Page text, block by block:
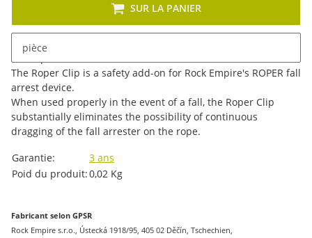
pièce
SUR LA PANIER
Description
The Roper Clip is a safety add-on for Rock Empire's ROPER fall
arrest device.
When used properly in the event of a fall, the Roper Clip
substantially eliminates the possibility of continuous
dragging of the fall arrester on the rope.
#productDetails.itemInformation#
#productDetails.itemValue#
Garantie:
3 ans
Poid du produit:0,02 Kg
Fabricant selon GPSR
Rock Empire s.r.o., Ústecká 1918/95, 405 02 Děčín, Tschechien,